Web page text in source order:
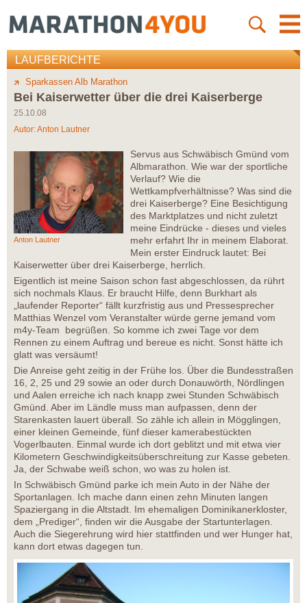
LAUFBERICHTE
Sparkassen Alb Marathon
Bei Kaiserwetter über die drei Kaiserberge
25.10.08
Autor:Anton Lautner
Anton Lautner
Servus aus Schwäbisch Gmünd vom
Albmarathon. Wie war der sportliche
Verlauf? Wie die
Wettkampfverhältnisse? Was sind die
drei Kaiserberge? Eine Besichtigung
des Marktplatzes und nicht zuletzt
meine Eindrücke - dieses und vieles
mehr erfahrt Ihr in meinem Elaborat.
Mein erster Eindruck lautet: Bei
Kaiserwetter über drei Kaiserberge, herrlich.
Eigentlich ist meine Saison schon fast abgeschlossen, da rührt
sich nochmals Klaus. Er braucht Hilfe, denn Burkhart als
„laufender Reporter“ fällt kurzfristig aus und Pressesprecher
Matthias Wenzel vom Veranstalter würde gerne jemand vom
m4y-Team begrüßen. So komme ich zwei Tage vor dem
Rennen zu einem Auftrag und bereue es nicht. Sonst hätte ich
glatt was versäumt!
Die Anreise geht zeitig in der Frühe los. Über die Bundesstraßen
16, 2, 25 und 29 sowie an oder durch Donauwörth, Nördlingen
und Aalen erreiche ich nach knapp zwei Stunden Schwäbisch
Gmünd. Aber im Ländle muss man aufpassen, denn der
Starenkasten lauert überall. So zähle ich allein in Mögglingen,
einer kleinen Gemeinde, fünf dieser kamerabestückten
Vogerlbauten. Einmal wurde ich dort geblitzt und mit etwa vier
Kilometern Geschwindigkeitsüberschreitung zur Kasse gebeten.
Ja, der Schwabe weiß schon, wo was zu holen ist.
In Schwäbisch Gmünd parke ich mein Auto in der Nähe der
Sportanlagen. Ich mache dann einen zehn Minuten langen
Spaziergang in die Altstadt. Im ehemaligen Dominikanerkloster,
dem „Prediger“, finden wir die Ausgabe der Startunterlagen.
Auch die Siegerehrung wird hier stattfinden und wer Hunger hat,
kann dort etwas dagegen tun.